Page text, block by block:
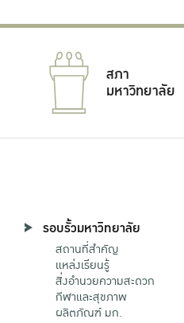
สภา
มหาวิทยาลัย
รอบรั้วมหาวิทยาลัย
สถานที่สำคัญ
แหล่งเรียนรู้
สิ่งอำนวยความสะดวก
กีฬาและสุขภาพ
ผลิตภัณฑ์ มก.